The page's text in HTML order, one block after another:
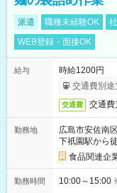
派遣 職種未経験OK
WEB登録・面接OK
給与
時給1200円
交通費別途
交通費 交通費
勤務地
広島市安佐南区
下祇園駅から
食品関連企
勤務時間